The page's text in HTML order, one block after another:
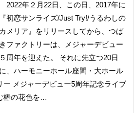
2022年２月22日、この日、2017年に
『初恋サンライズ/Just Try!/うるわしの
カメリア』をリリースしてから、つば
きファクトリーは、メジャーデビュー
５周年を迎えた。 それに先立つ20日
に、ハーモニーホール座間・大ホール
ー メジャーデビュー5周年記念ライブ
椿の花色を…